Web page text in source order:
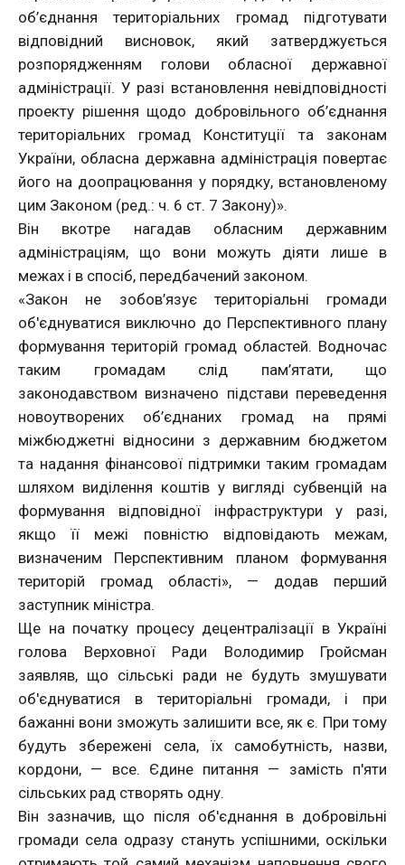
об’єднання територіальних громад підготувати
відповідний висновок, який затверджується
розпорядженням голови обласної державної
адміністрації. У разі встановлення невідповідності
проекту рішення щодо добровільного об’єднання
територіальних громад Конституції та законам
України, обласна державна адміністрація повертає
його на доопрацювання у порядку, встановленому
цим Законом (ред.: ч. 6 ст. 7 Закону)».
Він вкотре нагадав обласним державним
адміністраціям, що вони можуть діяти лише в
межах і в спосіб, передбачений законом.
«Закон не зобов’язує територіальні громади
об'єднуватися виключно до Перспективного плану
формування територій громад областей. Водночас
таким громадам слід пам’ятати, що
законодавством визначено підстави переведення
новоутворених об’єднаних громад на прямі
міжбюджетні відносини з державним бюджетом
та надання фінансової підтримки таким громадам
шляхом виділення коштів у вигляді субвенцій на
формування відповідної інфраструктури у разі,
якщо її межі повністю відповідають межам,
визначеним Перспективним планом формування
територій громад області», — додав перший
заступник міністра.
Ще на початку процесу децентралізації в Україні
голова Верховної Ради Володимир Гройсман
заявляв, що сільські ради не будуть змушувати
об'єднуватися в територіальні громади, і при
бажанні вони зможуть залишити все, як є. При тому
будуть збережені села, їх самобутність, назви,
кордони, — все. Єдине питання — замість п'яти
сільських рад створять одну.
Він зазначив, що після об'єднання в добровільні
громади села одразу стануть успішними, оскільки